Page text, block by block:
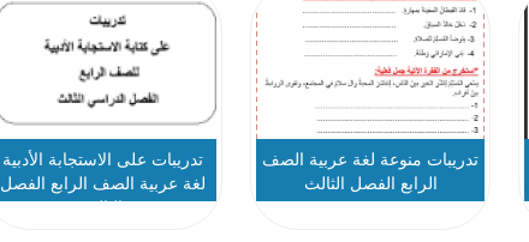
تدريبات منوعة لغة عربية الصف
الرابع الفصل الثالث
تدريبات على الاستجابة الأدبية
لغة عربية الصف الرابع الفصل
الثالث